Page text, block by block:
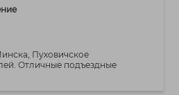
Пуховичское
Отличные подъездные